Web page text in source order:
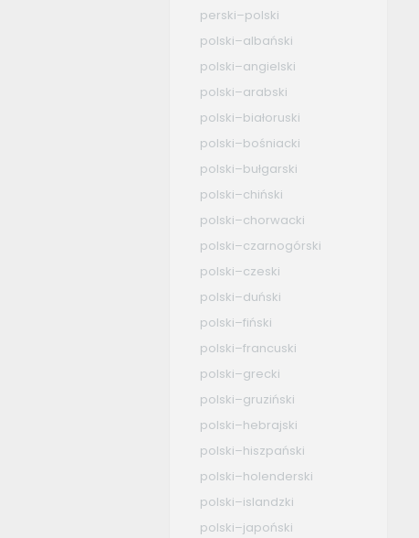
perski–polski
polski–albański
polski–angielski
polski–arabski
polski–białoruski
polski–bośniacki
polski–bułgarski
polski–chiński
polski–chorwacki
polski–czarnogórski
polski–czeski
polski–duński
polski–fiński
polski–francuski
polski–grecki
polski–gruziński
polski–hebrajski
polski–hiszpański
polski–holenderski
polski–islandzki
polski–japoński